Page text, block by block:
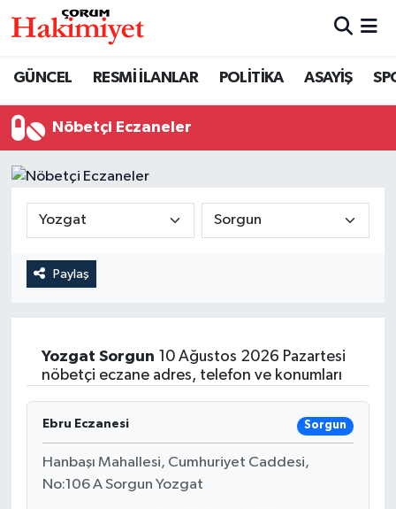
GÜNCEL RESMİ İLANLAR POLİTİKA ASAYİŞ
Nöbetçi Eczaneler
Paylaş
Yozgat Sorgun 10 Ağustos 2026 Pazartesi
nöbetçi eczane adres, telefon ve konumları
Ebru Eczanesi Sorgun
Hanbaşı Mahallesi, Cumhuriyet Caddesi,
No:106 A Sorgun Yozgat
ASAYİŞ
GÜNCEL
EĞİTİM
İLÇELER
OTOPARK
Nöbetçi Eczaneler
Trafik Durumu
Tüm Manşetler
Haber Arşivi